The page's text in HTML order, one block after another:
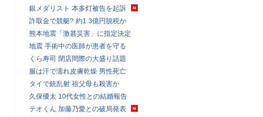
銀メダリスト 本多灯被告を起訴
詐取金で競艇? 約1.3億円脱税か
熊本地震「激甚災害」に指定決定
地震 手術中の医師が患者を守る
くら寿司 閉店間際の大盛り話題
服は汗で濡れ皮膚乾燥 男性死亡
タイで銃乱射 祖父母も殺害か
久保優太 10代女性との結婚報告
テオくん 加藤乃愛との破局発表